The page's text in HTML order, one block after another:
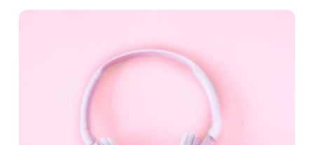
Stockholm har att erbjuda, vilka typer som